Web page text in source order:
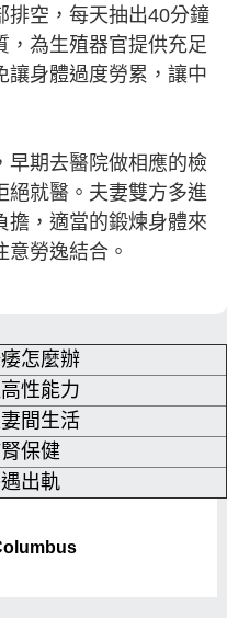
排空，每天抽出40分鐘
，為生殖器官提供充足
讓身體過度勞累，讓中
早期去醫院做相應的檢
絕就醫。夫妻雙方多進
擔，適當的鍛煉身體來
勞逸結合。
怎麼辦
性能力
間生活
保健
出軌